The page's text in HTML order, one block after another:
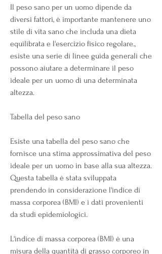
Il peso sano per un uomo dipende da
diversi fattori, è importante mantenere uno
stile di vita sano che includa una dieta
equilibrata e l'esercizio fisico regolare.,
esiste una serie di linee guida generali che
possono aiutare a determinare il peso
ideale per un uomo di una determinata
altezza.
Tabella del peso sano
Esiste una tabella del peso sano che
fornisce una stima approssimativa del peso
ideale per un uomo in base alla sua altezza.
Questa tabella è stata sviluppata
prendendo in considerazione l'indice di
massa corporea (BMI) e i dati provenienti
da studi epidemiologici.
L'indice di massa corporea (BMI) è una
misura della quantità di grasso corporeo in